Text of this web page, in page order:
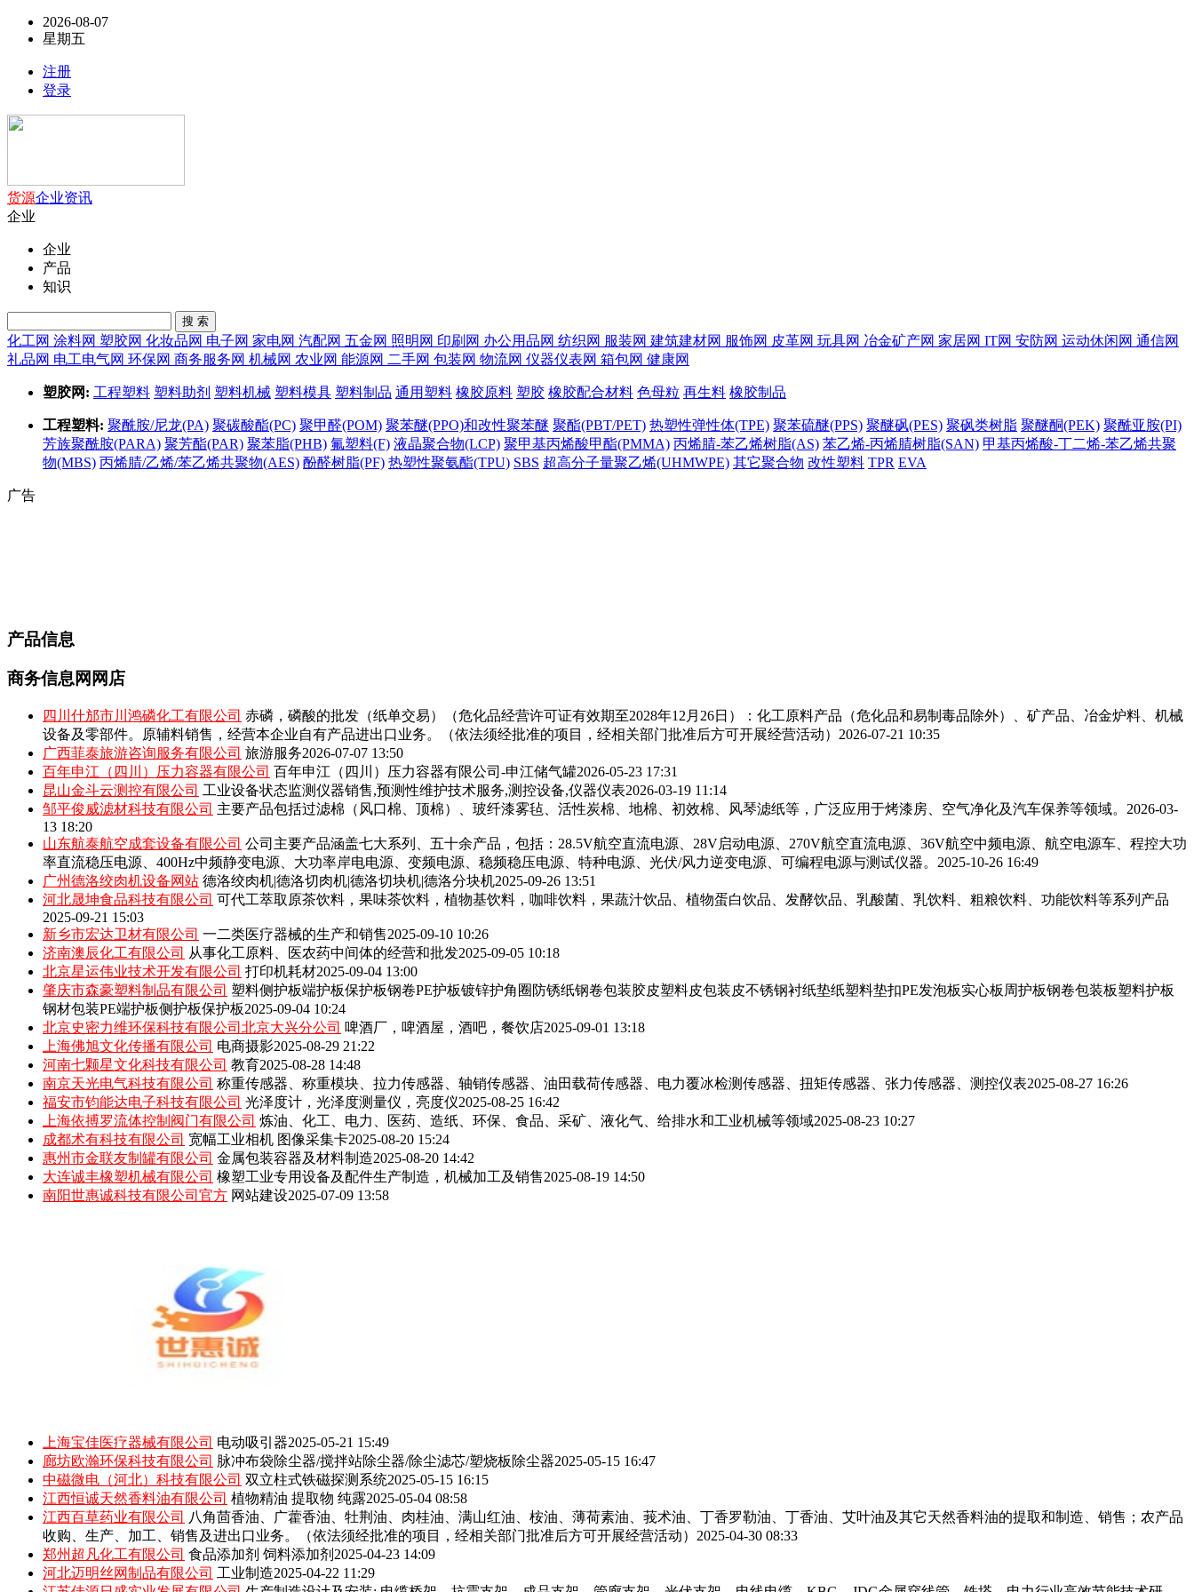
2026-08-07
星期五
注册
登录
货源企业资讯
企业
企业
产品
知识
搜 索
化工网 涂料网 塑胶网 化妆品网 电子网 家电网 汽配网 五金网 照明网 印刷网 办公用品网 纺织网 服装网 建筑建材网 服饰网 皮革网 玩具网 冶金矿产网 家居网 IT网 安防网 运动休闲网 通信网
礼品网 电工电气网 环保网 商务服务网 机械网 农业网 能源网 二手网 包装网 物流网 仪器仪表网 箱包网 健康网
塑胶网: 工程塑料 塑料助剂 塑料机械 塑料模具 塑料制品 通用塑料 橡胶原料 塑胶 橡胶配合材料 色母粒 再生料 橡胶制品
工程塑料: 聚酰胺/尼龙(PA) 聚碳酸酯(PC) 聚甲醛(POM) 聚苯醚(PPO)和改性聚苯醚 聚酯(PBT/PET) 热塑性弹性体(TPE) 聚苯硫醚(PPS) 聚醚砜(PES) 聚砜类树脂 聚醚酮(PEK) 聚酰亚胺(PI)
芳族聚酰胺(PARA) 聚芳酯(PAR) 聚苯脂(PHB) 氟塑料(F) 液晶聚合物(LCP) 聚甲基丙烯酸甲酯(PMMA) 丙烯腈-苯乙烯树脂(AS) 苯乙烯-丙烯腈树脂(SAN) 甲基丙烯酸-丁二烯-苯乙烯共聚
物(MBS) 丙烯腈/乙烯/苯乙烯共聚物(AES) 酚醛树脂(PF) 热塑性聚氨酯(TPU) SBS 超高分子量聚乙烯(UHMWPE) 其它聚合物 改性塑料 TPR EVA
广告
产品信息
商务信息网网店
四川什邡市川鸿磷化工有限公司 赤磷，磷酸的批发（纸单交易）（危化品经营许可证有效期至2028年12月26日）：化工原料产品（危化品和易制毒品除外）、矿产品、冶金炉料、机械
设备及零部件。原辅料销售，经营本企业自有产品进出口业务。（依法须经批准的项目，经相关部门批准后方可开展经营活动） 2026-07-21 10:35
广西菲泰旅游咨询服务有限公司 旅游服务2026-07-07 13:50
百年申江（四川）压力容器有限公司 百年申江（四川）压力容器有限公司-申江储气罐2026-05-23 17:31
昆山金斗云测控有限公司 工业设备状态监测仪器销售,预测性维护技术服务,测控设备,仪器仪表2026-03-19 11:14
邹平俊威滤材科技有限公司 主要产品包括‌过滤棉（风口棉、顶棉）、玻纤漆雾毡、活性炭棉、地棉、初效棉、风琴滤纸‌等，广泛应用于烤漆房、空气净化及汽车保养等领域。‌‌ 2026-03-
13 18:20
山东航泰航空成套设备有限公司 公司主要产品涵盖七大系列、五十余产品，包括：28.5V航空直流电源、28V启动电源、270V航空直流电源、36V航空中频电源、航空电源车、程控大功
率直流稳压电源、400Hz中频静变电源、大功率岸电电源、变频电源、稳频稳压电源、特种电源、光伏/风力逆变电源、可编程电源与测试仪器。 2025-10-26 16:49
广州德洛绞肉机设备网站 德洛绞肉机|德洛切肉机|德洛切块机|德洛分块机2025-09-26 13:51
河北晟坤食品科技有限公司 可代工萃取原茶饮料，果味茶饮料，植物基饮料，咖啡饮料，果蔬汁饮品、植物蛋白饮品、发酵饮品、乳酸菌、乳饮料、粗粮饮料、功能饮料等系列产品
2025-09-21 15:03
新乡市宏达卫材有限公司 一二类医疗器械的生产和销售2025-09-10 10:26
济南澳辰化工有限公司 从事化工原料、医农药中间体的经营和批发2025-09-05 10:18
北京星运伟业技术开发有限公司 打印机耗材2025-09-04 13:00
肇庆市森豪塑料制品有限公司 塑料侧护板端护板保护板钢卷PE护板镀锌护角圈防锈纸钢卷包装胶皮塑料皮包装皮不锈钢衬纸垫纸塑料垫扣PE发泡板实心板周护板钢卷包装板塑料护板
钢材包装PE端护板侧护板保护板2025-09-04 10:24
北京史密力维环保科技有限公司北京大兴分公司 啤酒厂，啤酒屋，酒吧，餐饮店2025-09-01 13:18
上海佛旭文化传播有限公司 电商摄影2025-08-29 21:22
河南七颗星文化科技有限公司 教育2025-08-28 14:48
南京天光电气科技有限公司 称重传感器、称重模块、拉力传感器、轴销传感器、油田载荷传感器、电力覆冰检测传感器、扭矩传感器、张力传感器、测控仪表2025-08-27 16:26
福安市钧能达电子科技有限公司 光泽度计，光泽度测量仪，亮度仪2025-08-25 16:42
上海依搏罗流体控制阀门有限公司 炼油、化工、电力、医药、造纸、环保、食品、采矿、液化气、给排水和工业机械等领域2025-08-23 10:27
成都术有科技有限公司 宽幅工业相机 图像采集卡2025-08-20 15:24
惠州市金联友制罐有限公司 金属包装容器及材料制造2025-08-20 14:42
大连诚丰橡塑机械有限公司 橡塑工业专用设备及配件生产制造，机械加工及销售2025-08-19 14:50
南阳世惠诚科技有限公司官方 网站建设2025-07-09 13:58
上海宝佳医疗器械有限公司 电动吸引器2025-05-21 15:49
廊坊欧瀚环保科技有限公司 脉冲布袋除尘器/搅拌站除尘器/除尘滤芯/塑烧板除尘器2025-05-15 16:47
中磁微电（河北）科技有限公司 双立柱式铁磁探测系统2025-05-15 16:15
江西恒诚天然香料油有限公司 植物精油 提取物 纯露2025-05-04 08:58
江西百草药业有限公司
八角茴香油、广藿香油、牡荆油、肉桂油、满山红油、桉油、薄荷素油、莪术油、丁香罗勒油、丁香油、艾叶油及其它天然香料油的提取和制造、销售；农产品
收购、生产、加工、销售及进出口业务。（依法须经批准的项目，经相关部门批准后方可开展经营活动） 2025-04-30 08:33
郑州超凡化工有限公司 食品添加剂 饲料添加剂 2025-04-23 14:09
河北迈明丝网制品有限公司 工业制造2025-04-22 11:29